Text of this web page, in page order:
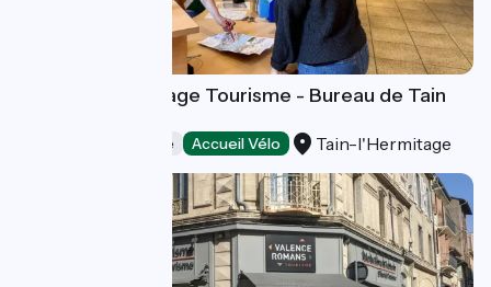
Ardèche Hermitage Tourisme - Bureau de Tain
Offices de Tourisme Accueil Vélo Tain-l'Hermitage